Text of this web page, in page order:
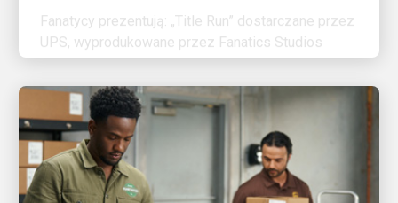
UPS, wyprodukowane przez Fanatics Studios